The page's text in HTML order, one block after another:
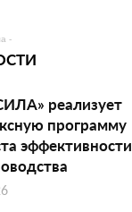
-
реализует
программу
эффективности